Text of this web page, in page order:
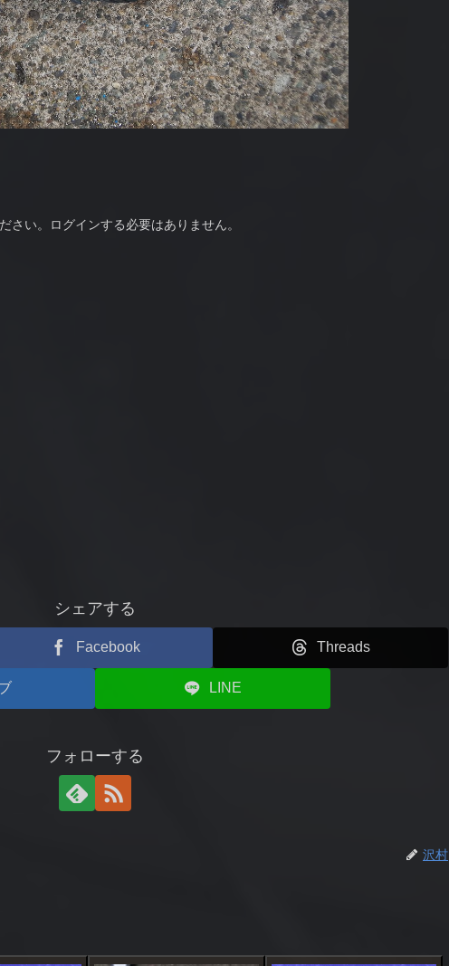
さい。ログインする必要はありません。
シェアする
Facebook Threads
LINE
フォローする
沢村